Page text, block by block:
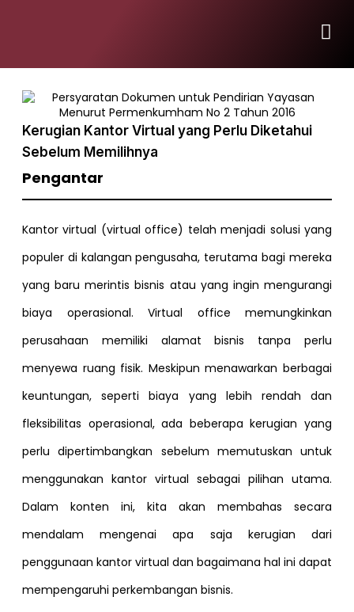
Kerugian Kantor Virtual yang Perlu Diketahui
Sebelum Memilihnya
Pengantar
Kantor virtual (virtual office) telah menjadi solusi yang
populer di kalangan pengusaha, terutama bagi mereka
yang baru merintis bisnis atau yang ingin mengurangi
biaya operasional. Virtual office memungkinkan
perusahaan memiliki alamat bisnis tanpa perlu
menyewa ruang fisik. Meskipun menawarkan berbagai
keuntungan, seperti biaya yang lebih rendah dan
fleksibilitas operasional, ada beberapa kerugian yang
perlu dipertimbangkan sebelum memutuskan untuk
menggunakan kantor virtual sebagai pilihan utama.
Dalam konten ini, kita akan membahas secara
mendalam mengenai apa saja kerugian dari
penggunaan kantor virtual dan bagaimana hal ini dapat
mempengaruhi perkembangan bisnis.